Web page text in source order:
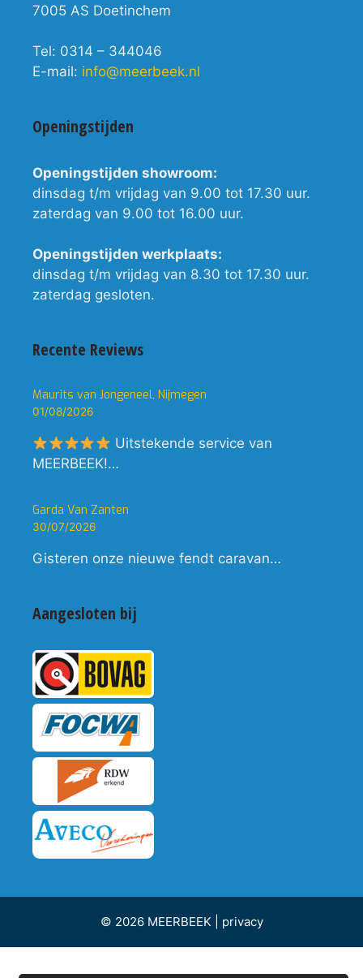
7005 AS Doetinchem
Tel: 0314 – 344046
E-mail: info@meerbeek.nl
Openingstijden
Openingstijden showroom:
dinsdag t/m vrijdag van 9.00 tot 17.30 uur.
zaterdag van 9.00 tot 16.00 uur.
Openingstijden werkplaats:
dinsdag t/m vrijdag van 8.30 tot 17.30 uur.
zaterdag gesloten.
Recente Reviews
Maurits van Jongeneel, Nijmegen
01/08/2026
Uitstekende service van
MEERBEEK!…
Garda Van Zanten
30/07/2026
Gisteren onze nieuwe fendt caravan…
Aangesloten bij
© 2026 MEERBEEK | privacy